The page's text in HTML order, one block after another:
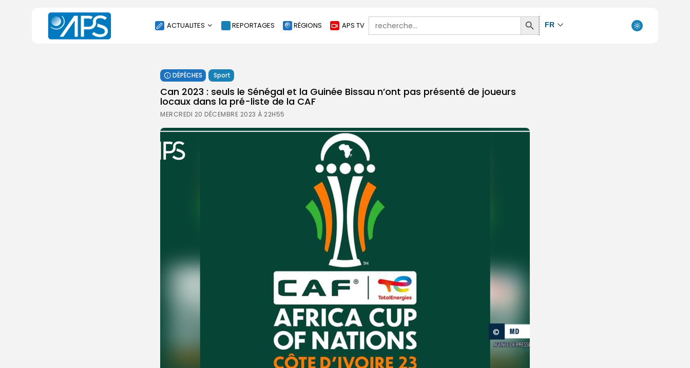
ACTUALITES
SOCIÉTÉ
ÉCONOMIE
CULTURE
ENVIRONNEMENT
INTERNATIONAL
REPORTAGES RÉGIONS APS TV
Search
for:
Search
Button
FR
DÉPÊCHES Sport
Can 2023 : seuls le Sénégal et la Guinée Bissau n’ont pas présenté de joueurs
locaux dans la pré-liste de la CAF
MERCREDI 20 DÉCEMBRE 2023 À 22H55